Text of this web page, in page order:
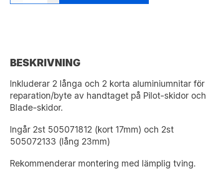
BESKRIVNING
Inkluderar 2 långa och 2 korta aluminiumnitar för
reparation/byte av handtaget på Pilot-skidor och
Blade-skidor.
Ingår 2st 505071812 (kort 17mm) och 2st
505072133 (lång 23mm)
Rekommenderar montering med lämplig tving.